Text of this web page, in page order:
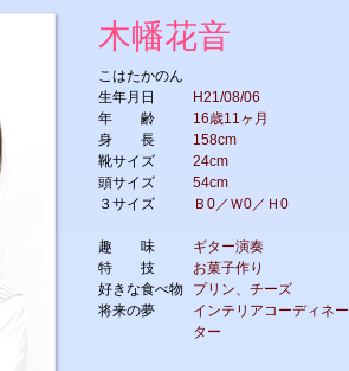
木幡花音
こはたかのん
生年月日
H21/08/06
年 齢
16歳11ヶ月
身 長
158cm
靴サイズ
24cm
頭サイズ
54cm
３サイズ
Ｂ0／Ｗ0／Ｈ0
趣 味
ギター演奏
特 技
お菓子作り
好きな食べ物
プリン、チーズ
将来の夢
インテリアコーディネー
ター